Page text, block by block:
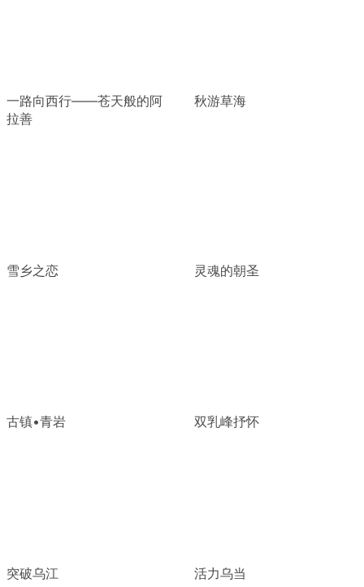
一路向西行——苍天般的阿
拉善
秋游草海
雪乡之恋 灵魂的朝圣
古镇•青岩 双乳峰抒怀
突破乌江 活力乌当